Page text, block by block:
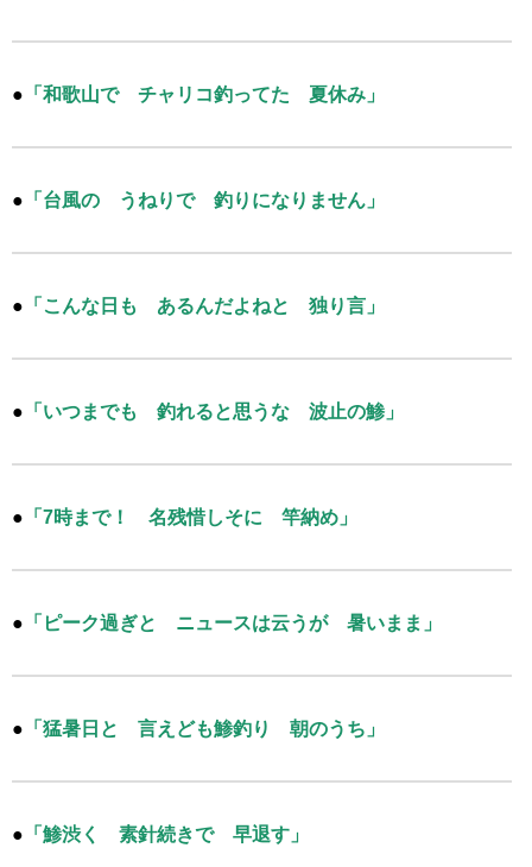
● 「和歌山で チャリコ釣ってた 夏休み」
● 「台風の うねりで 釣りになりません」
● 「こんな日も あるんだよねと 独り言」
● 「いつまでも 釣れると思うな 波止の鯵」
● 「7時まで！ 名残惜しそに 竿納め」
● 「ピーク過ぎと ニュースは云うが 暑いまま」
● 「猛暑日と 言えども鯵釣り 朝のうち」
● 「鯵渋く 素針続きで 早退す」